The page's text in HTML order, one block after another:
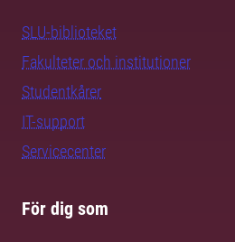
SLU-biblioteket
Fakulteter och institutioner
Studentkårer
IT-support
Servicecenter
För dig som